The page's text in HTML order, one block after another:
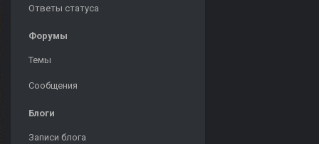
Ответы статуса
Форумы
Темы
Сообщения
Блоги
Записи блога